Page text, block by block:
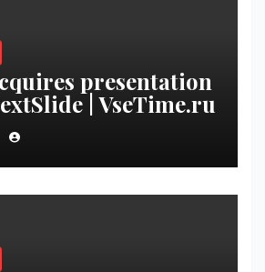
presentation
| VseTime.ru